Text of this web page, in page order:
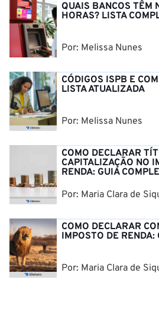
QUAIS BANCOS TÊM
HORAS? LISTA
Por: Melissa Nunes
CÓDIGOS ISPB E
LISTA ATUALIZADA
Por: Melissa Nunes
COMO DECLARAR
CAPITALIZAÇÃO NO
RENDA: GUIA
Por: Maria Clara de
COMO DECLARAR
IMPOSTO DE RENDA:
Por: Maria Clara de